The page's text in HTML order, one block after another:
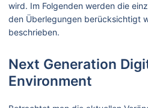
wird. Im Folgenden werden die
den Überlegungen berücksichtigt
beschrieben.
Next Generation
Environment